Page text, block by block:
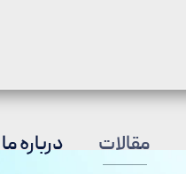
مقالات درباره ما